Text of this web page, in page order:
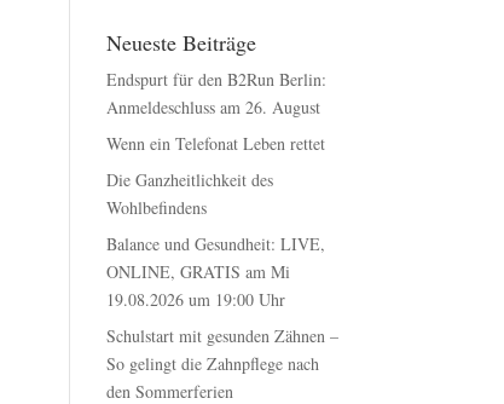
Neueste Beiträge
Endspurt für den B2Run Berlin:
Anmeldeschluss am 26. August
Wenn ein Telefonat Leben rettet
Die Ganzheitlichkeit des
Wohlbefindens
Balance und Gesundheit: LIVE,
ONLINE, GRATIS am Mi
19.08.2026 um 19:00 Uhr
Schulstart mit gesunden Zähnen –
So gelingt die Zahnpflege nach
den Sommerferien